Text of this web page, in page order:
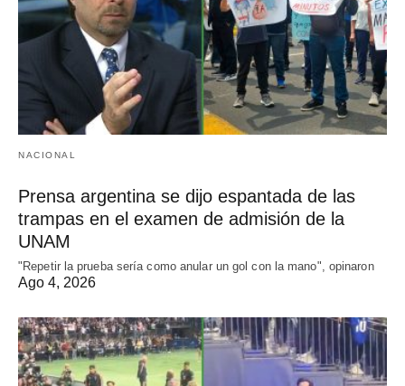
NACIONAL
Prensa argentina se dijo espantada de las
trampas en el examen de admisión de la
UNAM
"Repetir la prueba sería como anular un gol con la mano", opinaron
Ago 4, 2026